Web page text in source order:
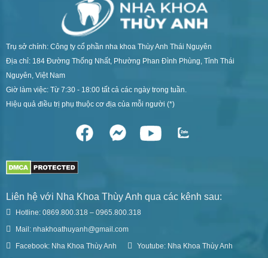
Trụ sở chính: Công ty cổ phần nha khoa Thùy Anh Thái Nguyên
Địa chỉ: 184 Đường Thống Nhất, Phường Phan Đình Phùng, Tỉnh Thái
Nguyên, Việt Nam
Giờ làm việc: Từ 7:30 - 18:00 tất cả các ngày trong tuần.
Hiệu quả điều trị phụ thuộc cơ địa của mỗi người (*)
Liên hệ với Nha Khoa Thùy Anh qua các kênh sau:
Hotline: 0869.800.318 – 0965.800.318
Mail: nhakhoathuyanh@gmail.com
Facebook: Nha Khoa Thùy Anh
Youtube: Nha Khoa Thùy Anh